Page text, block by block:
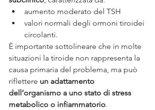
aumento moderato del TSH
valori normali degli ormoni tiroidei
circolanti.
È importante sottolineare che in molte
situazioni la tiroide non rappresenta la
causa primaria del problema, ma può
riflettere un adattamento
dell’organismo a uno stato di stress
metabolico o infiammatorio.